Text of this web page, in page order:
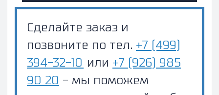
Сделайте заказ и
позвоните по тел. +7 (499)
394-32-10 или +7 (926) 985
90 20 - мы поможем